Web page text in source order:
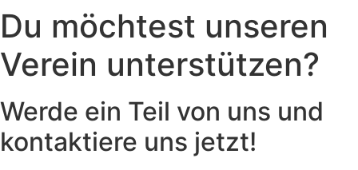
Du möchtest unseren
Verein unterstützen?
Werde ein Teil von uns und
kontaktiere uns jetzt!